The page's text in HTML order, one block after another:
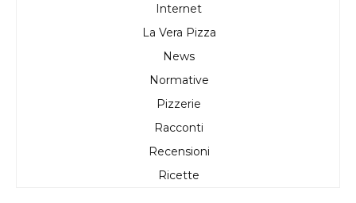
Internet
La Vera Pizza
News
Normative
Pizzerie
Racconti
Recensioni
Ricette